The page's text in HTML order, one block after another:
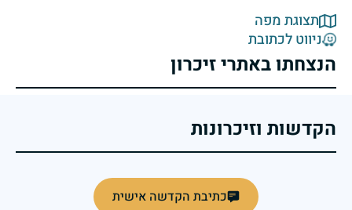
תצוגת מפה
ניווט לכתובת
הנצחתו באתרי זיכרון
הקדשות וזיכרונות
כתיבת הקדשה אישית